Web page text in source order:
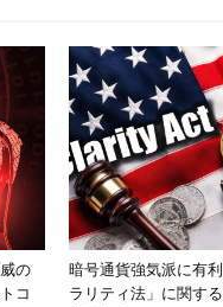
の
コ
暗号通貨強気派に有
ラリティ法」に関す